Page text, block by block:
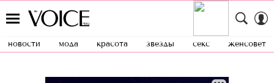
новости мода красота звезды секс женсовет